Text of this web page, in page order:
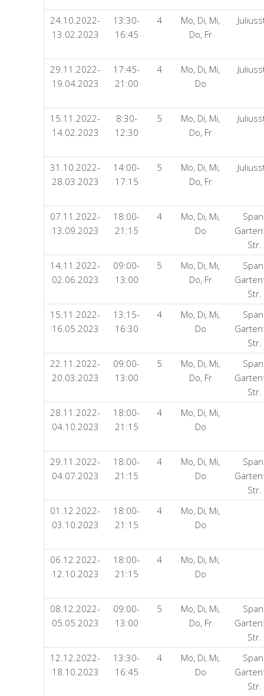
24.10.2022-
13.02.2023
13:30-
16:45
4
Mo, Di, Mi,
Do, Fr
29.11.2022-
19.04.2023
17:45-
21:00
4
Mo, Di, Mi,
Do
15.11.2022-
14.02.2023
8:30-
12:30
5
Mo, Di, Mi,
Do, Fr
31.10.2022-
28.03.2023
14:00-
17:15
5
Mo, Di, Mi,
Do, Fr
07.11.2022-
13.09.2023
18:00-
21:15
4
Mo, Di, Mi,
Do
14.11.2022-
02.06.2023
09:00-
13:00
5
Mo, Di, Mi,
Do, Fr
15.11.2022-
16.05.2023
13:15-
16:30
4
Mo, Di, Mi,
Do
22.11.2022-
20.03.2023
09:00-
13:00
5
Mo, Di, Mi,
Do, Fr
28.11.2022-
04.10.2023
18:00-
21:15
4
Mo, Di, Mi,
Do
29.11.2022-
04.07.2023
18:00-
21:15
4
Mo, Di, Mi,
Do
01.12.2022-
03.10.2023
18:00-
21:15
4
Mo, Di, Mi,
Do
06.12.2022-
12.10.2023
18:00-
21:15
4
Mo, Di, Mi,
Do
08.12.2022-
05.05.2023
09:00-
13:00
5
Mo, Di, Mi,
Do, Fr
12.12.2022-
18.10.2023
13:30-
16:45
4
Mo, Di, Mi,
Do